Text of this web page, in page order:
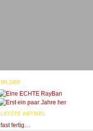
BILDER
LETZTE ARTIKEL
fast fertig…